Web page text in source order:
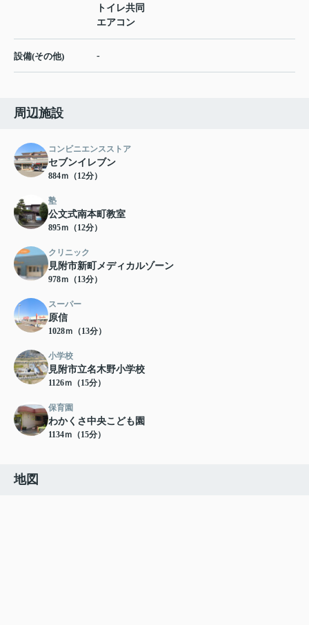
トイレ共同
エアコン
設備(その他) -
周辺施設
コンビニエンスストア
セブンイレブン
884ｍ（12分）
塾
公文式南本町教室
895ｍ（12分）
クリニック
見附市新町メディカルゾーン
978ｍ（13分）
スーパー
原信
1028ｍ（13分）
小学校
見附市立名木野小学校
1126ｍ（15分）
保育園
わかくさ中央こども園
1134ｍ（15分）
地図